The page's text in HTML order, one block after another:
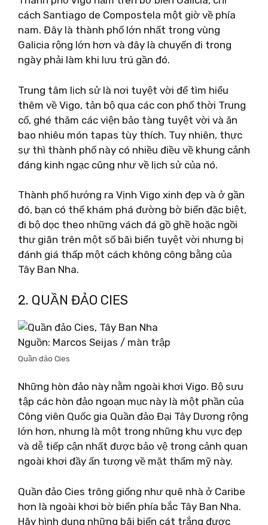
cách Santiago de Compostela một giờ về phía
nam. Đây là thành phố lớn nhất trong vùng
Galicia rộng lớn hơn và đây là chuyến đi trong
ngày phải làm khi lưu trú gần đó.
Trung tâm lịch sử là nơi tuyệt vời để tìm hiểu
thêm về Vigo, tản bộ qua các con phố thời Trung
cổ, ghé thăm các viện bảo tàng tuyệt vời và ăn
bao nhiêu món tapas tùy thích. Tuy nhiên, thực
sự thì thành phố này có nhiều điều về khung cảnh
đáng kinh ngạc cũng như về lịch sử của nó.
Thành phố hướng ra Vịnh Vigo xinh đẹp và ở gần
đó, bạn có thể khám phá đường bờ biển đặc biệt,
đi bộ dọc theo những vách đá gồ ghề hoặc ngồi
thư giãn trên một số bãi biển tuyệt vời nhưng bị
đánh giá thấp một cách không công bằng của
Tây Ban Nha.
2. QUẦN ĐẢO CIES
Nguồn: Marcos Seijas / màn trập
Quần đảo Cies
Những hòn đảo này nằm ngoài khơi Vigo. Bộ sưu
tập các hòn đảo ngoạn mục này là một phần của
Công viên Quốc gia Quần đảo Đại Tây Dương rộng
lớn hơn, nhưng là một trong những khu vực đẹp
và dễ tiếp cận nhất được bảo vệ trong cảnh quan
ngoài khơi đầy ấn tượng về mặt thẩm mỹ này.
Quần đảo Cies trông giống như quê nhà ở Caribe
hơn là ngoài khơi bờ biển phía bắc Tây Ban Nha.
Hãy hình dung những bãi biển cát trắng được